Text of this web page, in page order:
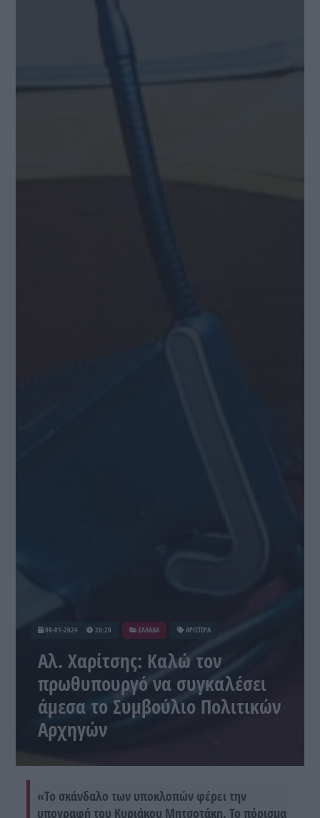
08-01-2024 20:20 ΕΛΛΑΔΑ ΑΡΙΣΤΕΡΑ
Αλ. Χαρίτσης: Καλώ τον
πρωθυπουργό να συγκαλέσει
άμεσα το Συμβούλιο Πολιτικών
Αρχηγών
«Το σκάνδαλο των υποκλοπών φέρει την
υπογραφή του Κυριάκου Μητσοτάκη. Το πόρισμα